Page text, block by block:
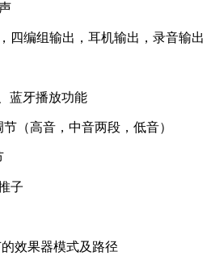
四编组输出，耳机输出，录音输出
蓝牙播放功能
（高音，中音两段，低音）
子
效果器模式及路径